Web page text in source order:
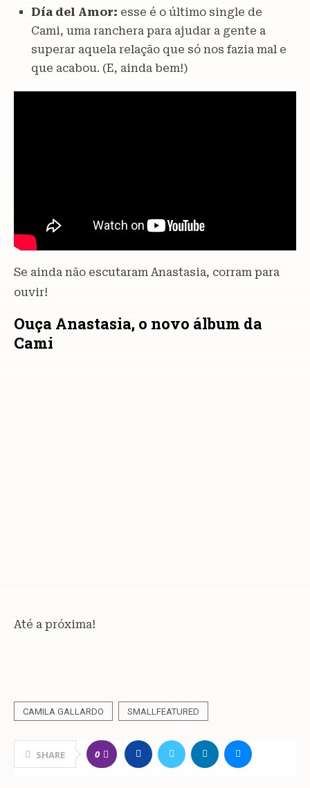
Día del Amor: esse é o último single de
Cami, uma ranchera para ajudar a gente a
superar aquela relação que só nos fazia mal e
que acabou. (E, ainda bem!)
Se ainda não escutaram Anastasia, corram para
ouvir!
Ouça Anastasia, o novo álbum da
Cami
Até a próxima!
CAMILA GALLARDO SMALLFEATURED
SHARE 0